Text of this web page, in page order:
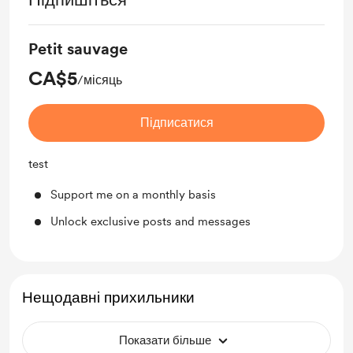
Petit sauvage
CA$5/місяць
Підписатися
test
Support me on a monthly basis
Unlock exclusive posts and messages
Нещодавні прихильники
Показати більше